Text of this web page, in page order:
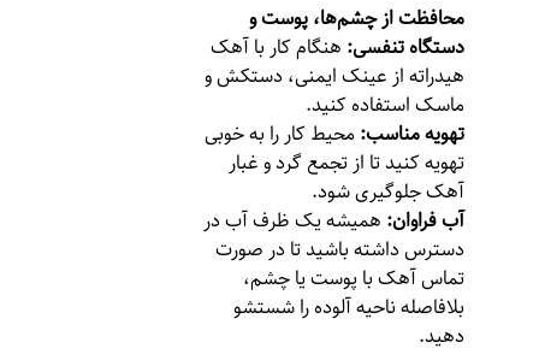
محافظت از چشم‌ها، پوست و
دستگاه تنفسی: هنگام کار با آهک
هیدراته از عینک ایمنی، دستکش و
ماسک استفاده کنید.
تهویه مناسب: محیط کار را به خوبی
تهویه کنید تا از تجمع گرد و غبار
آهک جلوگیری شود.
آب فراوان: همیشه یک ظرف آب در
دسترس داشته باشید تا در صورت
تماس آهک با پوست یا چشم،
بلافاصله ناحیه آلوده را شستشو
دهید.